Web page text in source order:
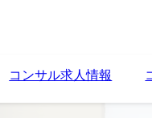
コンサル求人情報